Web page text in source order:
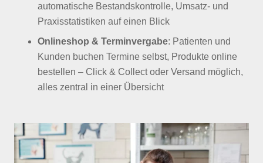
automatische Bestandskontrolle, Umsatz- und
Praxisstatistiken auf einen Blick
Onlineshop & Terminvergabe: Patienten und
Kunden buchen Termine selbst, Produkte online
bestellen – Click & Collect oder Versand möglich,
alles zentral in einer Übersicht